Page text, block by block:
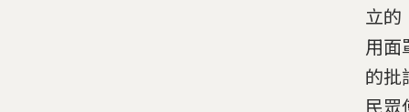
立的
用面
的批
民眾